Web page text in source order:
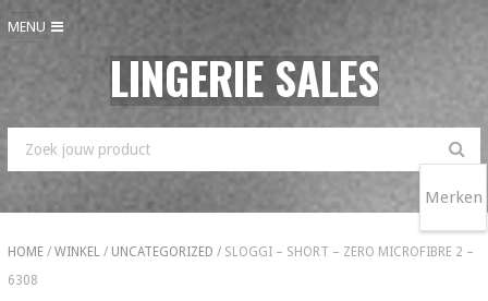
MENU
LINGERIE SALES
HOME/ WINKEL/ UNCATEGORIZED / SLOGGI – SHORT – ZERO MICROFIBRE 2 –
6308
Merken